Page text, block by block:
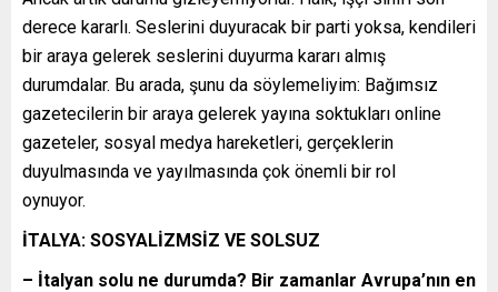
derece kararlı. Seslerini duyuracak bir parti yoksa, kendileri
bir araya gelerek seslerini duyurma kararı almış
durumdalar. Bu arada, şunu da söylemeliyim: Bağımsız
gazetecilerin bir araya gelerek yayına soktukları online
gazeteler, sosyal medya hareketleri, gerçeklerin
duyulmasında ve yayılmasında çok önemli bir rol
oynuyor.
İTALYA: SOSYALİZMSİZ VE SOLSUZ
– İtalyan solu ne durumda? Bir zamanlar Avrupa’nın en